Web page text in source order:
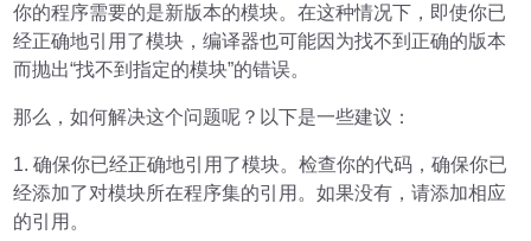
你的程序需要的是新版本的模块。在这种情况下，即使你已
经正确地引用了模块，编译器也可能因为找不到正确的版本
而抛出“找不到指定的模块”的错误。
那么，如何解决这个问题呢？以下是一些建议：
1. 确保你已经正确地引用了模块。检查你的代码，确保你已
经添加了对模块所在程序集的引用。如果没有，请添加相应
的引用。